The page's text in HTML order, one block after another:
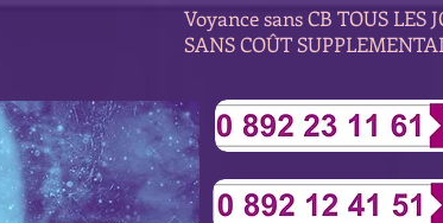
Voyance sans CB TOUS LES
SANS COÛT